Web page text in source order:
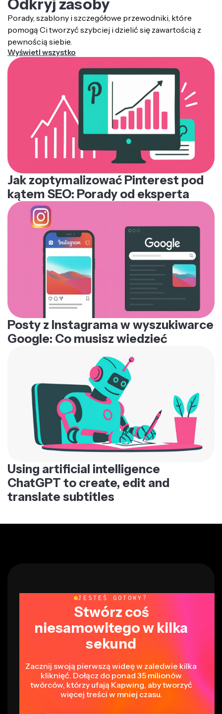
Odkryj zasoby
Porady, szablony i szczegółowe przewodniki, które
pomogą Ci tworzyć szybciej i dzielić się zawartością z
pewnością siebie.
Wyświetl wszystko
Jak zoptymalizować Pinterest pod
kątem SEO: Porady od eksperta
Posty z Instagrama w wyszukiwarce
Google: Co musisz wiedzieć
Using artificial intelligence
ChatGPT to create, edit and
translate subtitles
JESTEŚ GOTOWY?
Stwórz coś
niesamowitego w kilka
sekund
Zacznij swoją pierwszą wideę w zaledwie kilka
kliknięć. Dołącz do ponad 35 milionów
twórców, którzy ufają Kapwing, aby tworzyć
więcej treści w mniej czasu.